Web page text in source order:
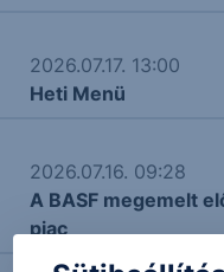
2026.07.17. 13:00
Heti Menü
2026.07.16. 09:28
A BASF megemelt
piac